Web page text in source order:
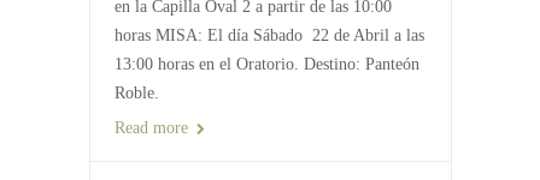
en la Capilla Oval 2 a partir de las 10:00
horas MISA: El día Sábado 22 de Abril a las
13:00 horas en el Oratorio. Destino: Panteón
Roble.
Read more